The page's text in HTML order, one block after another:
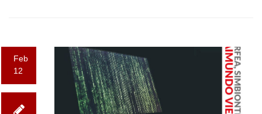
Feb
12